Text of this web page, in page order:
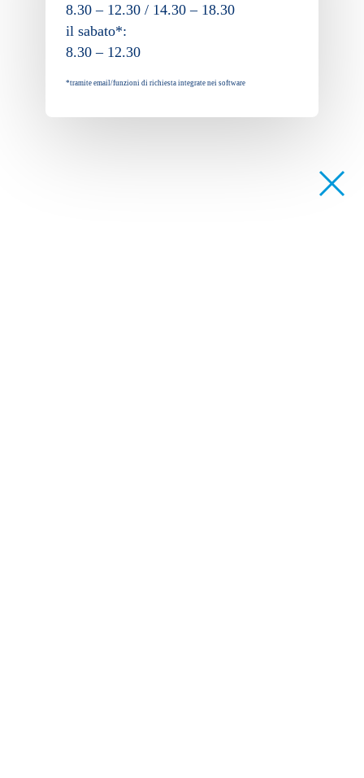
8.30 – 12.30 / 14.30 – 18.30
il sabato*:
8.30 – 12.30
*tramite email/funzioni di richiesta integrate nei software